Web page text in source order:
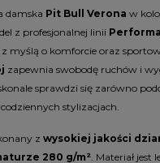
damska Pit Bull Verona w
z profesjonalnej linii
myślą o komforcie oraz
zapewnia swobodę ruchów i
sprawdzi się zarówno
stylizacjach.
z wysokiej jakości
280 g/m². Materiał jest